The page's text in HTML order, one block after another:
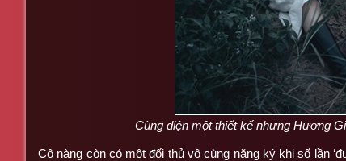
Cùng diện một thiết kế nhưng Hương
Cô nàng còn có một đối thủ vô cùng nặng ký khi số lần